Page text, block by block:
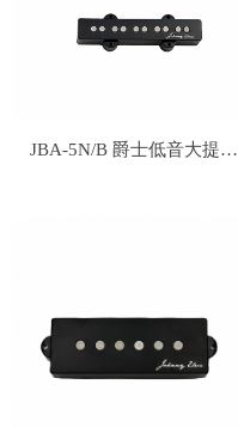
JBA-5N/B 爵士低音大提琴